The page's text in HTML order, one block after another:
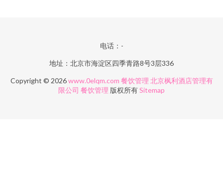
电话：-
地址：北京市海淀区四季青路8号3层336
Copyright © 2026www.0elqm.com 餐饮管理 北京枫利酒店管理有
限公司 餐饮管理 版权所有Sitemap